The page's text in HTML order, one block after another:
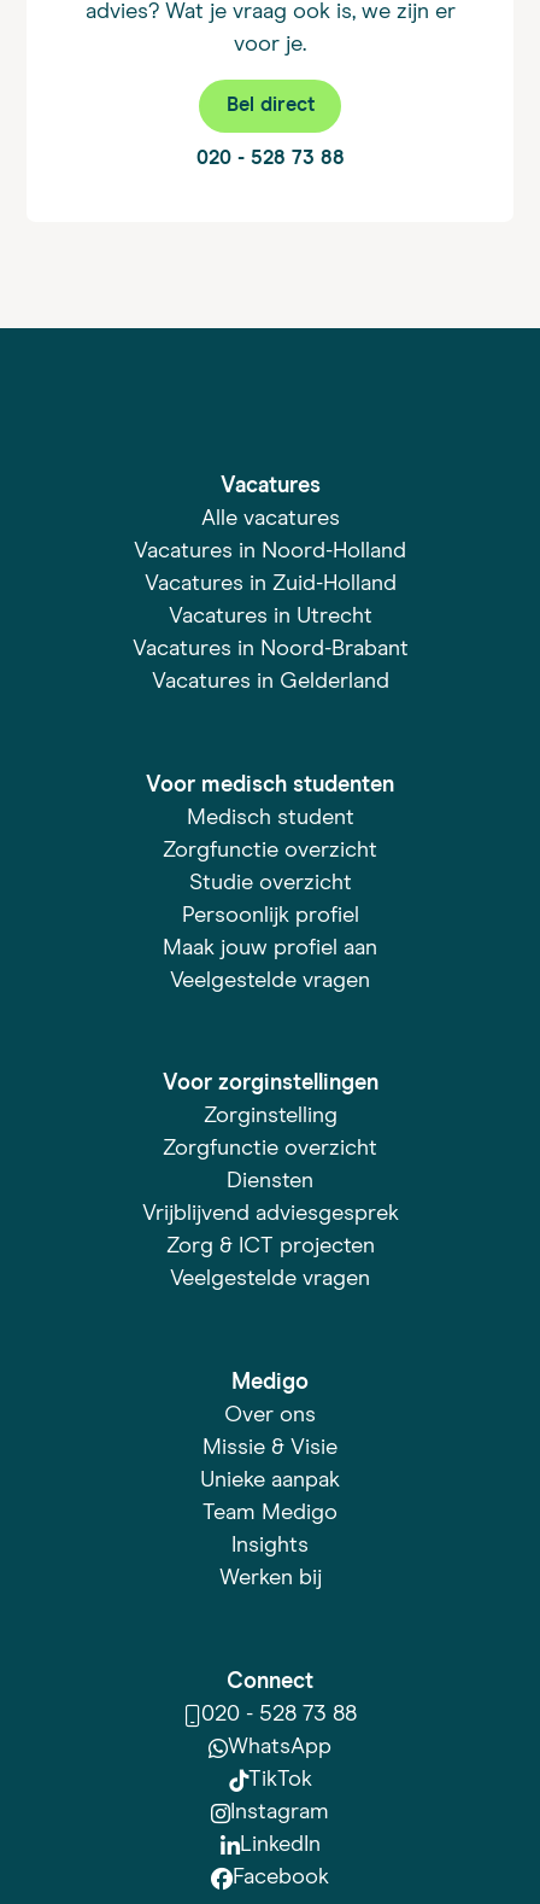
advies? Wat je vraag ook is, we zijn er
voor je.
Bel direct
020 - 528 73 88
Vacatures
Alle vacatures
Vacatures in Noord-Holland
Vacatures in Zuid-Holland
Vacatures in Utrecht
Vacatures in Noord-Brabant
Vacatures in Gelderland
Voor medisch studenten
Medisch student
Zorgfunctie overzicht
Studie overzicht
Persoonlijk profiel
Maak jouw profiel aan
Veelgestelde vragen
Voor zorginstellingen
Zorginstelling
Zorgfunctie overzicht
Diensten
Vrijblijvend adviesgesprek
Zorg & ICT projecten
Veelgestelde vragen
Medigo
Over ons
Missie & Visie
Unieke aanpak
Team Medigo
Insights
Werken bij
Connect
020 - 528 73 88
WhatsApp
TikTok
Instagram
LinkedIn
Facebook